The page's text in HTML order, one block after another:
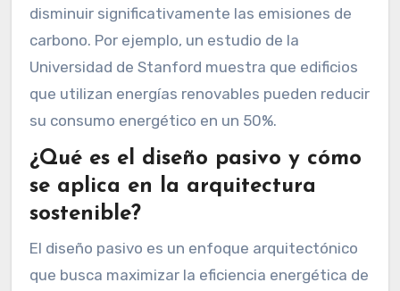
disminuir significativamente las emisiones de
carbono. Por ejemplo, un estudio de la
Universidad de Stanford muestra que edificios
que utilizan energías renovables pueden reducir
su consumo energético en un 50%.
¿Qué es el diseño pasivo y cómo
se aplica en la arquitectura
sostenible?
El diseño pasivo es un enfoque arquitectónico
que busca maximizar la eficiencia energética de